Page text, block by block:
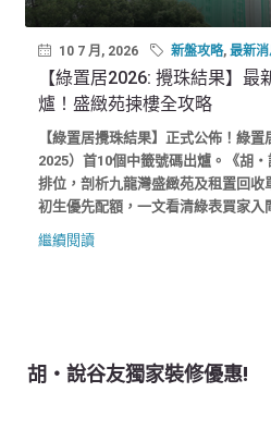
10 7 月, 2026 新盤攻略, 最新
【綠置居2026: 攪珠結果】
爐！盛緻苑揀樓全攻略
【綠置居攪珠結果】正式公佈！綠
2025）首10個中籤號碼出爐。《胡
排位，剖析九龍灣盛緻苑及租置回
初生優先配額，一文看清綠表買家入
繼續閱讀
胡‧說谷友獨家裝修優惠!